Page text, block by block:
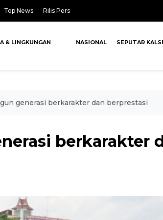
Top News Rilis Pers
& LINGKUNGAN
NASIONAL SEPUTAR
generasi berkarakter dan berprestasi
berkarakter